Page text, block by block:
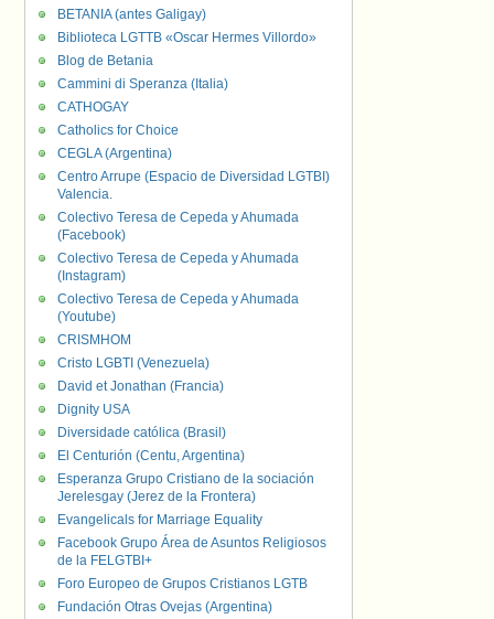
BETANIA (antes Galigay)
Biblioteca LGTTB «Oscar Hermes Villordo»
Blog de Betania
Cammini di Speranza (Italia)
CATHOGAY
Catholics for Choice
CEGLA (Argentina)
Centro Arrupe (Espacio de Diversidad LGTBI)
Valencia.
Colectivo Teresa de Cepeda y Ahumada
(Facebook)
Colectivo Teresa de Cepeda y Ahumada
(Instagram)
Colectivo Teresa de Cepeda y Ahumada
(Youtube)
CRISMHOM
Cristo LGBTI (Venezuela)
David et Jonathan (Francia)
Dignity USA
Diversidade católica (Brasil)
El Centurión (Centu, Argentina)
Esperanza Grupo Cristiano de la sociación
Jerelesgay (Jerez de la Frontera)
Evangelicals for Marriage Equality
Facebook Grupo Área de Asuntos Religiosos
de la FELGTBI+
Foro Europeo de Grupos Cristianos LGTB
Fundación Otras Ovejas (Argentina)